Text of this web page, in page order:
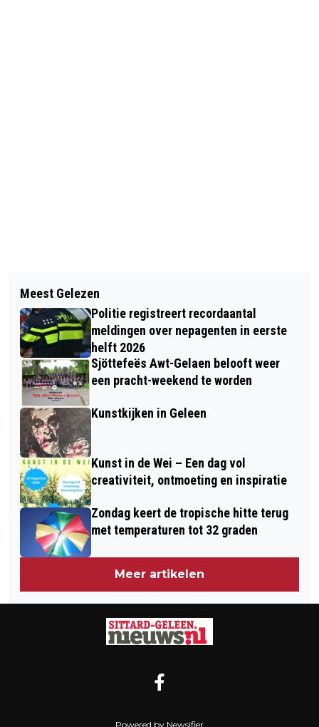
NIEUWE BOOMSTRUCTUUR SITTARD-
GELEEN KRIJGT VORM
PAASHAZEN IN KASTEELPARK BORN
Meest Gelezen
Politie registreert recordaantal
meldingen over nepagenten in eerste
helft 2026
Sjöttefeës Awt-Gelaen belooft weer
een pracht-weekend te worden
Kunstkijken in Geleen
Kunst in de Wei – Een dag vol
creativiteit, ontmoeting en inspiratie
Zondag keert de tropische hitte terug
met temperaturen tot 32 graden
Meer artikelen
Powered by Newsifier